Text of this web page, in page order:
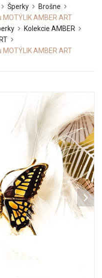
Šperky
Brošne
AMBER ART
Kolekcie AMBER
AMBER ART